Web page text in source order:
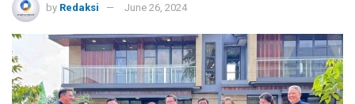
by Redaksi June 26, 2024